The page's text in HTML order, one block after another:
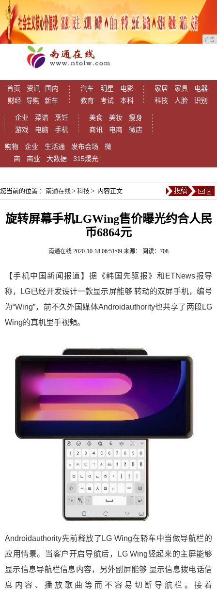
广告
首页 资讯
国内
财经
导购 新车
汽车 明星
电影
教育
考试 本科
家居 家具
电器
科技
人脸 识别
企业 菜谱
烹饪
游戏
电脑 手机
美食 美妆
瘦身
商讯
电商 微店
购物 企业 生活通 发布会场
微
商
商业 大数据 315爆光
您当前的位置 ： 南通在线 > 科技 > 内容正文
旋转屏幕手机LGWing售价曝光约合人民
币6864元
南通在线 2020-10-18 06:51:09 来源： 阅读：708
【手机中国新闻报道】据《韩国先驱报》和ETNews报导
称，LG已经开发设计一款显示屏能够 转动的双屏手机，编号
为“Wing”，前不久外国媒体Androidauthority也共享了两段LG
Wing的真机里手视頻。
Androidauthority先前释放了LG Wing在轿车中当做导航栏的
应用情景。当客户开启导航后，LG Wing竖起来的主屏能够
显示信息导航栏信息内容，另外副屏能够 显示信息拨电话信
息内容、播放歌曲等而不容易切断导航栏。接着